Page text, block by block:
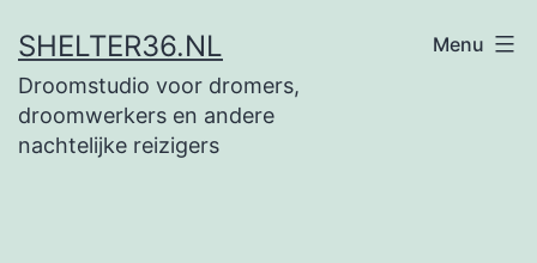
naar
de
inhoud
SHELTER36.NL
Droomstudio voor dromers,
droomwerkers en andere
nachtelijke reizigers
Menu